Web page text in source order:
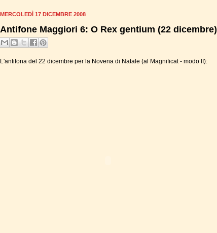
MERCOLEDÌ 17 DICEMBRE 2008
Antifone Maggiori 6: O Rex gentium (22 dicembre)
L'antifona del 22 dicembre per la Novena di Natale (al Magnificat - modo II):